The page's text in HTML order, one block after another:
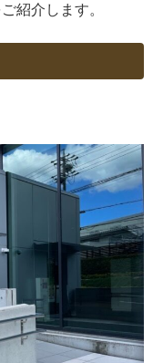
紹介します。